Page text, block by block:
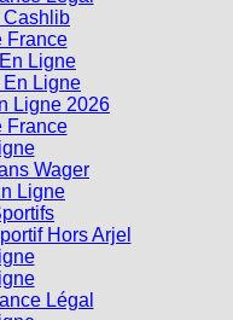
Cashlib
France
Ligne
Ligne
Ligne 2026
France
Wager
Ligne
Hors Arjel
Légal